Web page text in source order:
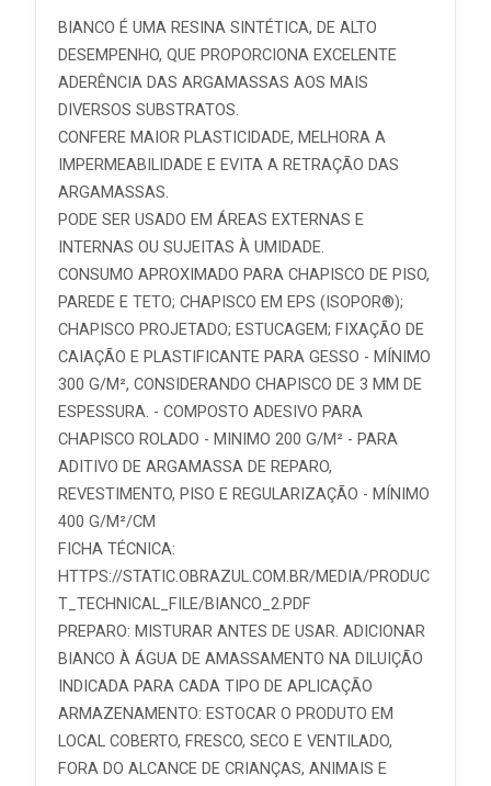
BIANCO É UMA RESINA SINTÉTICA, DE ALTO
DESEMPENHO, QUE PROPORCIONA EXCELENTE
ADERÊNCIA DAS ARGAMASSAS AOS MAIS
DIVERSOS SUBSTRATOS.
CONFERE MAIOR PLASTICIDADE, MELHORA A
IMPERMEABILIDADE E EVITA A RETRAÇÃO DAS
ARGAMASSAS.
PODE SER USADO EM ÁREAS EXTERNAS E
INTERNAS OU SUJEITAS À UMIDADE.
CONSUMO APROXIMADO PARA CHAPISCO DE PISO,
PAREDE E TETO; CHAPISCO EM EPS (ISOPOR®);
CHAPISCO PROJETADO; ESTUCAGEM; FIXAÇÃO DE
CAIAÇÃO E PLASTIFICANTE PARA GESSO - MÍNIMO
300 G/M², CONSIDERANDO CHAPISCO DE 3 MM DE
ESPESSURA. - COMPOSTO ADESIVO PARA
CHAPISCO ROLADO - MINIMO 200 G/M² - PARA
ADITIVO DE ARGAMASSA DE REPARO,
REVESTIMENTO, PISO E REGULARIZAÇÃO - MÍNIMO
400 G/M²/CM
FICHA TÉCNICA:
HTTPS://STATIC.OBRAZUL.COM.BR/MEDIA/PRODUC
T_TECHNICAL_FILE/BIANCO_2.PDF
PREPARO: MISTURAR ANTES DE USAR. ADICIONAR
BIANCO À ÁGUA DE AMASSAMENTO NA DILUIÇÃO
INDICADA PARA CADA TIPO DE APLICAÇÃO
ARMAZENAMENTO: ESTOCAR O PRODUTO EM
LOCAL COBERTO, FRESCO, SECO E VENTILADO,
FORA DO ALCANCE DE CRIANÇAS, ANIMAIS E